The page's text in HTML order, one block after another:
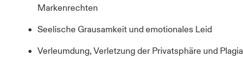
Markenrechten
SeelischeGrausamkeit und emotionales Leid
Verleumdung, Verletzung der Privatsphäre und Plagia